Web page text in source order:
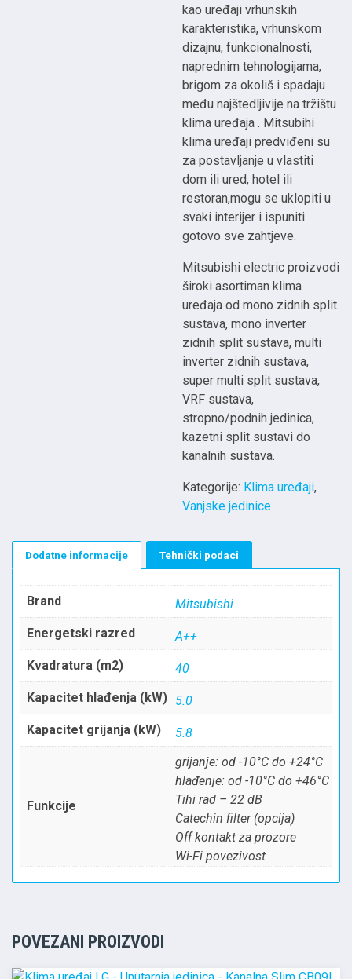
kao uređaji vrhunskih
karakteristika, vrhunskom
dizajnu, funkcionalnosti,
naprednim tehnologijama,
brigom za okoliš i spadaju
među najštedljivije na tržištu
klima uređaja . Mitsubihi
klima uređaji predviđeni su
za postavljanje u vlastiti
dom ili ured, hotel ili
restoran,mogu se uklopiti u
svaki interijer i ispuniti
gotovo sve zahtjeve.
Mitsubishi electric proizvodi
široki asortiman klima
uređaja od mono zidnih split
sustava, mono inverter
zidnih split sustava, multi
inverter zidnih sustava,
super multi split sustava,
VRF sustava,
stropno/podnih jedinica,
kazetni split sustavi do
kanalnih sustava.
Kategorije: Klima uređaji,
Vanjske jedinice
Dodatne informacije Tehnički podaci
Brand
Mitsubishi
Energetski razred
A++
Kvadratura (m2)
40
Kapacitet hlađenja (kW) 5.0
Kapacitet grijanja (kW)
5.8
Funkcije
grijanje: od -10°C do +24°C
hlađenje: od -10°C do +46°C
Tihi rad – 22 dB
Catechin filter (opcija)
Off kontakt za prozore
Wi-Fi povezivost
POVEZANI PROIZVODI